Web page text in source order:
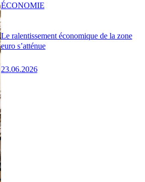
Le ralentissement économique de la zone
euro s’atténue
23.06.2026
ÉCONOMIE